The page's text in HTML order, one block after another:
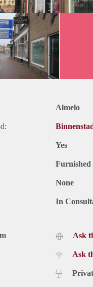
Almelo
Yes
Furnished
None
In
Ask
Ask